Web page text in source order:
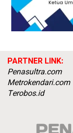
PARTNER LINK:
Penasultra.com
Metrokendari.com
Terobos.id